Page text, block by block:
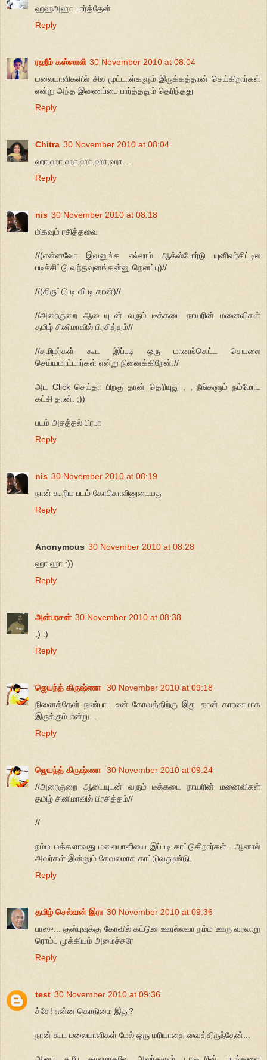
ஹஹஅஹா பார்த்தேன்
Reply
ரஹீம் கஸ்ஸாலி 30 November 2010 at 08:04
மலையாளிகளில் சில முட்டாள்களும் இருக்கத்தான் செய்கிறார்கள்
என்று அந்த இணைப்பை பார்த்ததும் தெரிந்தது
Reply
Chitra 30 November 2010 at 08:04
ஹா,ஹா,ஹா,ஹா,ஹா,ஹா.....
Reply
nis 30 November 2010 at 08:18
மிகவும் ரசித்தவை
//(என்னவோ இவனுங்க எல்லாம் ஆக்ஸ்போர்டு யுனிவர்சிட்டில
படிச்சிட்டு வந்தவுனங்கன்னு நெனப்பு)//
//(திருட்டு டி.வி.டி தான்)//
//அரைகுறை ஆடையுடன் வரும் டீக்கடை நாயரின் மனைவிகள்
தமிழ் சினிமாவில் பிரசித்தம்//
//தமிழர்கள் கூட இப்படி ஒரு மானங்கெட்ட செயலை
செய்யமாட்டார்கள் என்று நினைக்கிறேன்.//
அட Click செய்தா பிறகு தான் தெரியுது , , நீங்களும் நம்மோட
கட்சி தான். ;))
படம் அசத்தல் பிரபா
Reply
nis 30 November 2010 at 08:19
நான் கூறிய படம் கோபிகாவினுடையது
Reply
Anonymous 30 November 2010 at 08:28
ஹா ஹா :))
Reply
அன்பரசன் 30 November 2010 at 08:38
:) :)
Reply
ஜெயந்த் கிருஷ்ணா 30 November 2010 at 09:18
நினைத்தேன் நண்பா.. உன் கோவத்திற்கு இது தான் காரணமாக
இருக்கும் என்று...
Reply
ஜெயந்த் கிருஷ்ணா 30 November 2010 at 09:24
//அரைகுறை ஆடையுடன் வரும் டீக்கடை நாயரின் மனைவிகள்
தமிழ் சினிமாவில் பிரசித்தம்//
//
நம்ம மக்களாவது மலையாளியை இப்படி காட்டுகிறார்கள்.. ஆனால்
அவர்கள் இன்னும் கேவலமாக காட்டுவதுண்டு,
Reply
தமிழ் செல்வன் இரா 30 November 2010 at 09:36
பாஸு... குஸ்புவுக்கு கோவில் கட்டுன ஊரல்லவா நம்ம ஊரு வரலாறு
ரொம்ப முக்கியம் அமைச்சரே
Reply
test 30 November 2010 at 09:36
ச்சே! என்ன கொடுமை இது?
நான் கூட மலையாளிகள் மேல் ஒரு மரியாதை வைத்திருந்தேன்...